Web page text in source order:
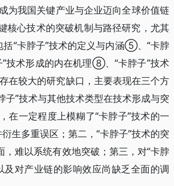
为我国关键产业与企业迈向全球价值链
核心技术的突破机制与路径研究，尤其
括“卡脖子”技术的定义与内涵⑤、“卡脖
术形成的内在机理⑧、“卡脖子”技术
较大的研究缺口，主要表现在三个方
子”技术与其他技术类型在技术形成与突
在一定程度上模糊了“卡脖子”技术的一
生多重误区；第二，“卡脖子”技术的突
难以系统有效地突破；第三，对“卡脖
对产业链的影响效应尚缺乏全面的调